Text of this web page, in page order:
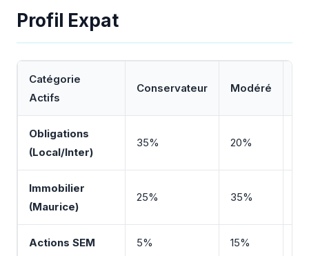
Profil Expat
Catégorie
Actifs
Conservateur Modéré
Obligations
(Local/Inter)
35% 20%
Immobilier
(Maurice)
25% 35%
Actions SEM 5% 15%